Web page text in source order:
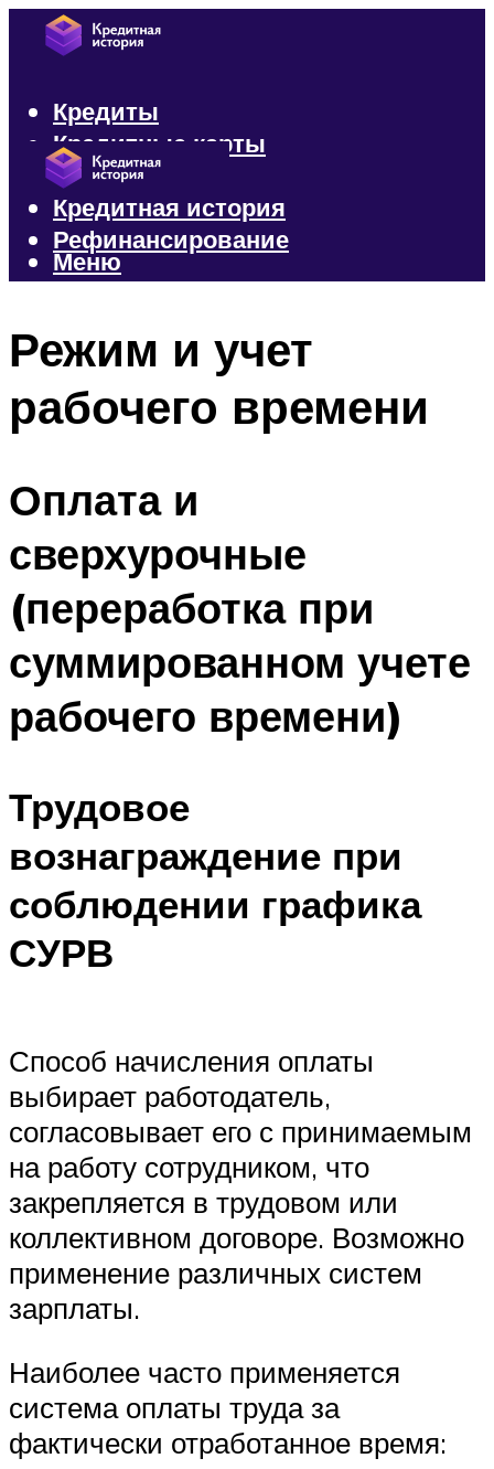
Кредиты
Кредитные карты
Микрозаймы
Кредитная история
Рефинансирование
Меню
Режим и учет
рабочего времени
Оплата и
сверхурочные
(переработка при
суммированном учете
рабочего времени)
Трудовое
вознаграждение при
соблюдении графика
СУРВ
Способ начисления оплаты
выбирает работодатель,
согласовывает его с принимаемым
на работу сотрудником, что
закрепляется в трудовом или
коллективном договоре. Возможно
применение различных систем
зарплаты.
Наиболее часто применяется
система оплаты труда за
фактически отработанное время: